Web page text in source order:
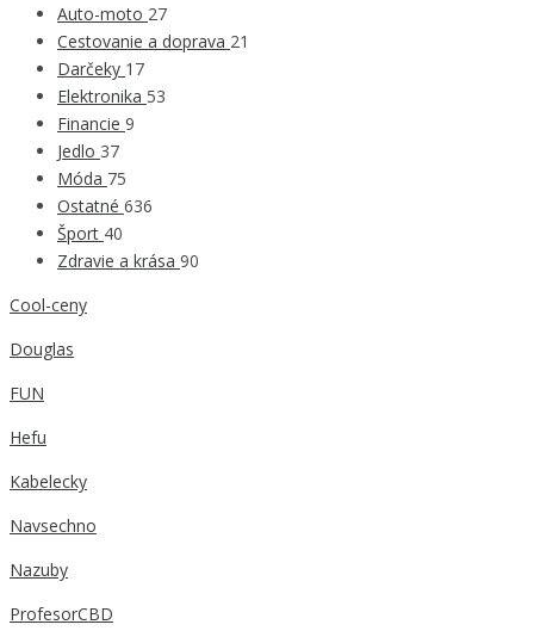
Auto-moto 27
Cestovanie a doprava 21
Darčeky 17
Elektronika 53
Financie 9
Jedlo 37
Móda 75
Ostatné 636
Šport 40
Zdravie a krása 90
Cool-ceny
Douglas
FUN
Hefu
Kabelecky
Navsechno
Nazuby
ProfesorCBD